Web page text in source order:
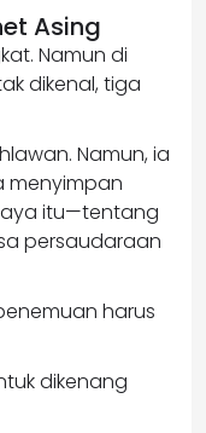
Asing
Namun di
dikenal, tiga
Namun, ia
menyimpan
itu—tentang
persaudaraan
harus
dikenang